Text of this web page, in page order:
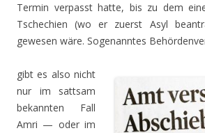
Termin verpasst hatte, bis zu dem
Tschechien (wo er zuerst Asyl
gewesen wäre. Sogenanntes
gibt es also nicht
nur im sattsam
bekannten Fall
Amri — oder im